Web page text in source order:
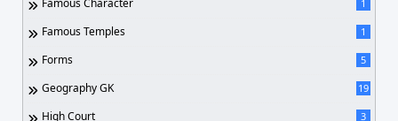
1
Famous Temples 1
Forms 5
Geography GK 19
High Court 3